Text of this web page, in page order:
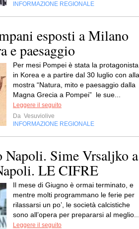
INFORMAZIONE REGIONALE
esposti a Milano
e paesaggio
Per mesi Pompei è stata la protagonista
in Korea e a partire dal 30 luglio con alla
mostra “Natura, mito e paesaggio dalla
Magna Grecia a Pompei” le sue...
Leggere il seguito
Da Vesuviolive
INFORMAZIONE REGIONALE
Napoli. Sime Vrsaljko a
LE CIFRE
Il mese di Giugno è ormai terminato, e
mentre molti programmano le ferie per
rilassarsi un po’, le società calcistiche
sono all’opera per prepararsi al
Leggere il seguito